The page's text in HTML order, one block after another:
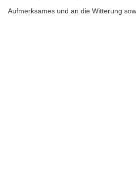
Aufmerksames und an die Witterung